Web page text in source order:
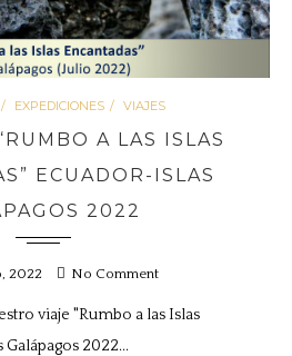
EXPEDICIONES VIAJES
A LAS ISLAS
ECUADOR-ISLAS
2022
2022 No Comment
viaje "Rumbo a las Islas
2022...